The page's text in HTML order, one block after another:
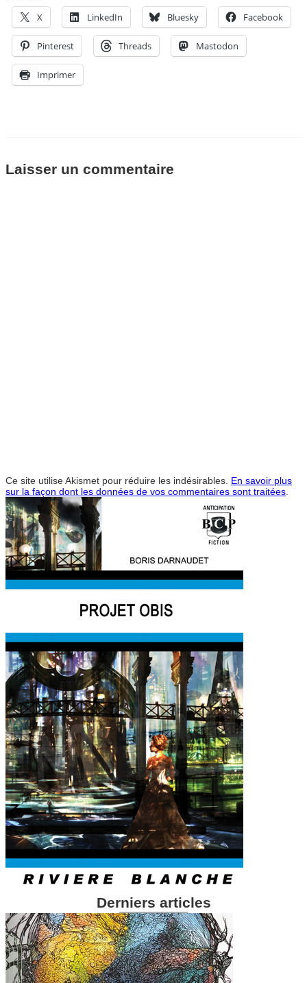
X LinkedIn Bluesky Facebook
Pinterest Threads Mastodon
Imprimer
Laisser un commentaire
Ce site utilise Akismet pour réduire les indésirables. En savoir plus
sur la façon dont les données de vos commentaires sont traitées.
Derniers articles